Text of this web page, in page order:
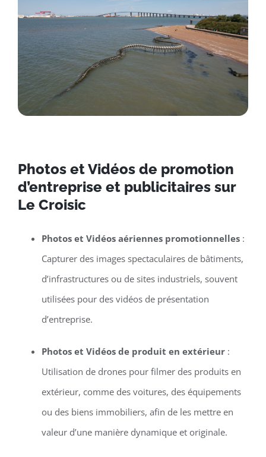
Photos et Vidéos de promotion
d’entreprise et publicitaires sur
Le Croisic
Photos et Vidéos aériennes promotionnelles:
Capturer des images spectaculaires de bâtiments,
d’infrastructures ou de sites industriels, souvent
utilisées pour des vidéos de présentation
d’entreprise.
Photos et Vidéos de produit en extérieur:
Utilisation de drones pour filmer des produits en
extérieur, comme des voitures, des équipements
ou des biens immobiliers, afin de les mettre en
valeur d’une manière dynamique et originale.